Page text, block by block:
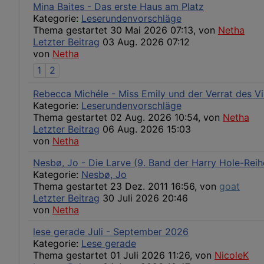
Mina Baites - Das erste Haus am Platz
Kategorie: Leserundenvorschläge
Thema gestartet 30 Mai 2026 07:13, von Netha
Letzter Beitrag 03 Aug. 2026 07:12
von Netha
1
2
Rebecca Michéle - Miss Emily und der Verrat des
Kategorie: Leserundenvorschläge
Thema gestartet 02 Aug. 2026 10:54, von Netha
Letzter Beitrag 06 Aug. 2026 15:03
von Netha
Nesbø, Jo - Die Larve (9. Band der Harry Hole-
Kategorie: Nesbø, Jo
Thema gestartet 23 Dez. 2011 16:56, von goat
Letzter Beitrag 30 Juli 2026 20:46
von Netha
lese gerade Juli - September 2026
Kategorie: Lese gerade
Thema gestartet 01 Juli 2026 11:26, von NicoleK